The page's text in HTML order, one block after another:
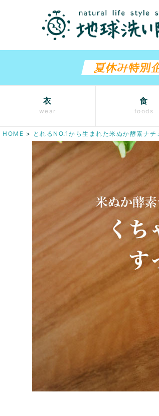
衣
wear
食
foods
HOME とれるNO.1から生まれた米ぬか酵素ナ